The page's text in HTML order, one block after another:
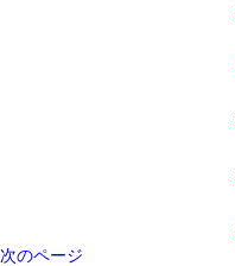
次のページ